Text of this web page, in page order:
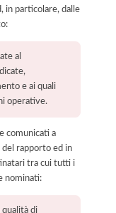
in particolare, dalle
al
e ai quali
operative.
comunicati a
rapporto ed in
tra cui tutti i
nominati:
di